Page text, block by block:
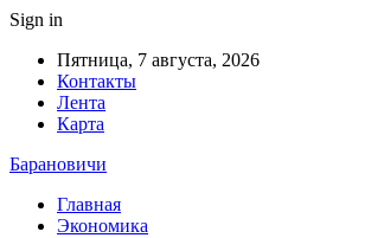
Sign in
Пятница, 7 августа, 2026
Контакты
Лента
Карта
Барановичи
Главная
Экономика